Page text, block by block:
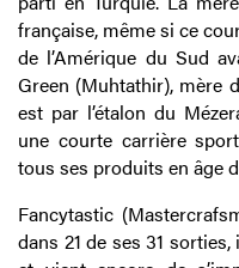
française, même si ce
de l’Amérique du Sud
Green (Muhtathir), mère
est par l’étalon du
une courte carrière
tous ses produits en âge
Fancytastic
dans 21 de ses 31